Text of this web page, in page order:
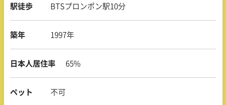
駅徒歩 BTSプロンポン駅10分
築年 1997年
日本人居住率 65%
ペット 不可